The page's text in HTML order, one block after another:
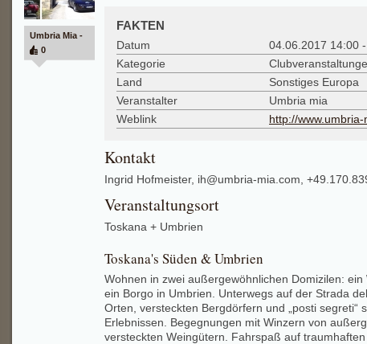
Umbria Mia -
0
FAKTEN
Datum
04.06.2017 14:00
Kategorie
Land
Sonstiges Europa
Veranstalter
Umbria mia
Weblink
http://www.umbria-
Kontakt
Ingrid Hofmeister, ih@umbria-mia.com,
Veranstaltungsort
Toskana + Umbrien
Toskana's Süden & Umbrien
Wohnen in zwei außergewöhnlichen Domizilen:
ein Borgo in Umbrien. Unterwegs auf der Strada
Orten, versteckten Bergdörfern und „posti segreti“
Erlebnissen. Begegnungen mit Winzern von
versteckten Weingütern. Fahrspaß auf